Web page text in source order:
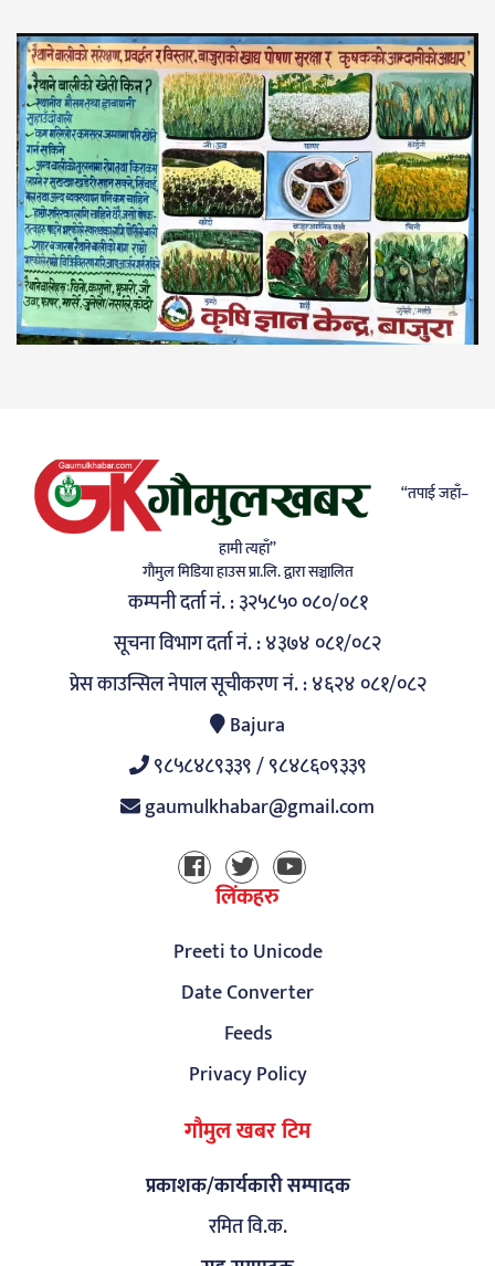
“तपाई जहाँ–
हामी त्यहाँ”
गाैमुल मिडिया हाउस प्रा.लि. द्वारा सञ्चालित
कम्पनी दर्ता नं. : ३२५८५० ०८०/०८१
सूचना विभाग दर्ता नं. : ४३७४ ०८१/०८२
प्रेस काउन्सिल नेपाल सूचीकरण नं. : ४६२४ ०८१/०८२
Bajura
९८५८४८९३३९ / ९८४८६०९३३९
gaumulkhabar@gmail.com
लिंकहरु
Preeti to Unicode
Date Converter
Feeds
Privacy Policy
गौमुल खबर टिम
प्रकाशक/कार्यकारी सम्पादक
रमित वि.क.